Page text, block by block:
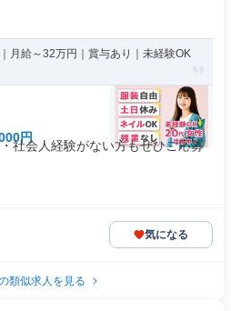
月給～32万円｜賞与あり｜未経験OK
円
社会人経験がない方もぜひご応募
気になる
類似求人を見る